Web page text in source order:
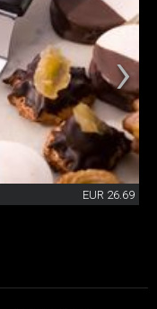
EUR 26.69